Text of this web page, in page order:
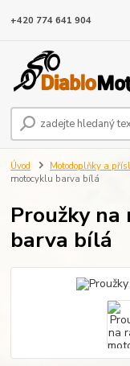
+420 774 641 904
Úvod Motodoplňky a
motocyklu barva bílá
Proužky
barva bílá